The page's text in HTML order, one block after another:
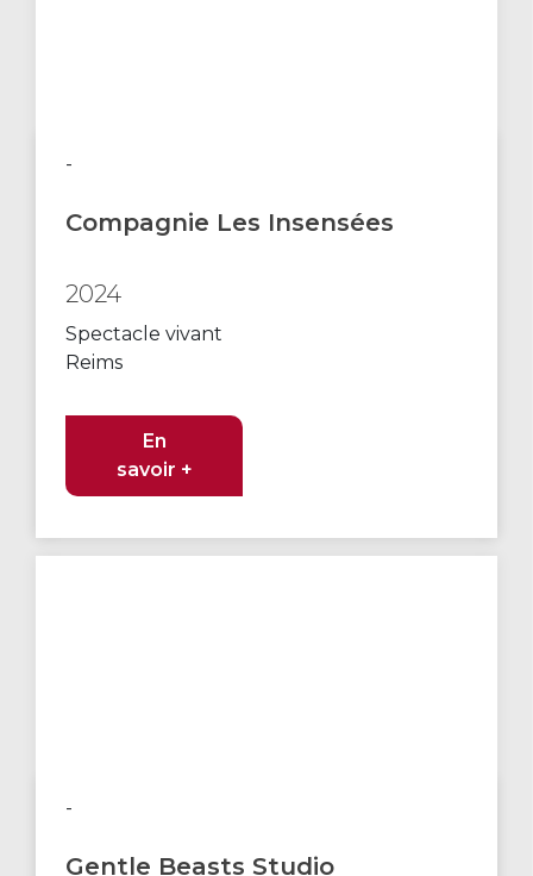
-
Compagnie Les Insensées
2024
Spectacle vivant
Reims
En
savoir +
-
Gentle Beasts Studio